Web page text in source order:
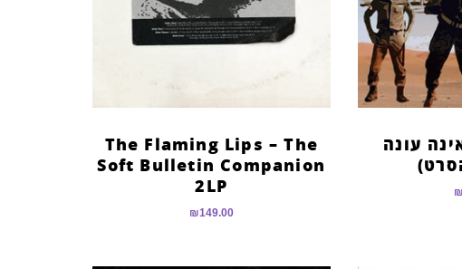
עונה
The Flaming Lips – The
Soft Bulletin Companion
2LP
₪149.00